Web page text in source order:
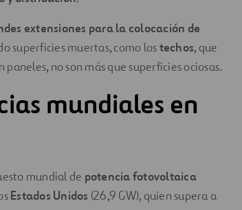
extensiones para la colocación de
superficies muertas, como lostechos, que
no son más que superficies ociosas.
mundiales en
mundial de potencia fotovoltaica
Estados Unidos (26,9 GW), quien supera a